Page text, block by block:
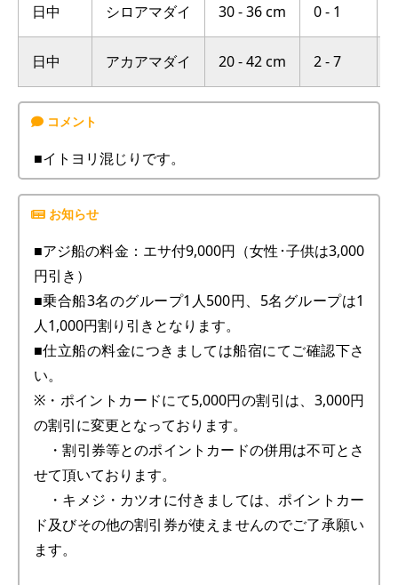
日中 シロアマダイ 30 - 36 cm 0 - 1
日中 アカアマダイ 20 - 42 cm 2 - 7
■イトヨリ混じりです。
■アジ船の料金：エサ付9,000円（女性･子供は3,000
円引き）
■乗合船3名のグループ1人500円、5名グループは1
人1,000円割り引きとなります。
■仕立船の料金につきましては船宿にてご確認下さ
い。
※・ポイントカードにて5,000円の割引は、3,000円
の割引に変更となっております。
・割引券等とのポイントカードの併用は不可とさ
せて頂いております。
・キメジ・カツオに付きましては、ポイントカー
ド及びその他の割引券が使えませんのでご了承願い
ます。